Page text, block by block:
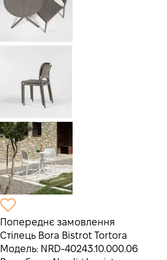
Попереднє замовлення
Стілець Bora Bistrot Tortora
Модель: NRD-40243.10.000.06